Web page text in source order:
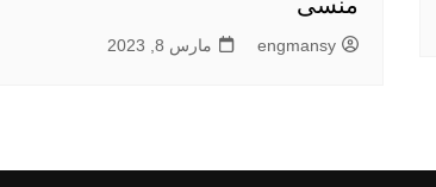
engmansy مارس 8, 2023